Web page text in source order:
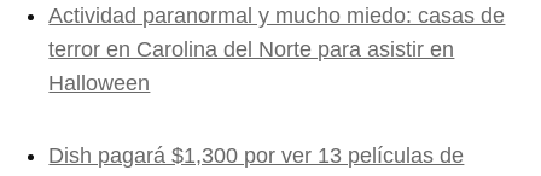
Actividad paranormal y mucho miedo: casas de
terror en Carolina del Norte para asistir en
Halloween
Dish pagará $1,300 por ver 13 películas de